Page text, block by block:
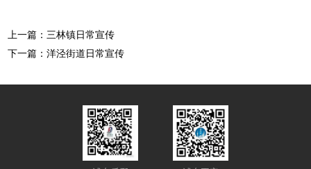
上一篇：三林镇日常宣传
下一篇：洋泾街道日常宣传